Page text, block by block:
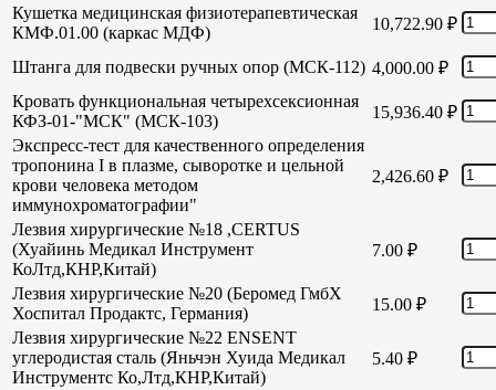
Кушетка медицинская физиотерапевтическая
КМФ.01.00 (каркас МДФ)
10,722.90 ₽
Штанга для подвески ручных опор (МСК-112) 4,000.00 ₽
Кровать функциональная четырехсексионная
КФЗ-01-"МСК" (МСК-103)
15,936.40 ₽
Экспресс-тест для качественного определения
тропонина I в плазме, сыворотке и цельной
крови человека методом
иммунохроматографии"
2,426.60 ₽
Лезвия хирургические №18 ,CERTUS
(Хуайинь Медикал Инструмент
КоЛтд,КНР,Китай)
7.00 ₽
Лезвия хирургические №20 (Беромед ГмбХ
Хоспитал Продактс, Германия)
15.00 ₽
Лезвия хирургические №22 ENSENT
углеродистая сталь (Яньчэн Хуида Медикал
Инструментс Ко,Лтд,КНР,Китай)
5.40 ₽